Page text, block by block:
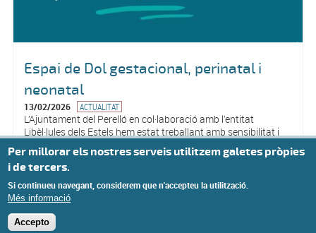
Espai de Dol gestacional, perinatal i
neonatal
13/02/2026 ACTUALITAT
L’Ajuntament del Perelló en col·laboració amb l’entitat
Libèl·lules dels Estels hem estat treballant amb sensibilitat i
respecte en la creació d’un espai de dol gestacional, perinatal
i neonatal. Un espai pensat per reconèixer el dol d’aquelles
famílies que han patit la pèrdua d’un fill o filla...
Per millorar els nostres serveis utilitzem galetes pròpies
i de tercers.
Si continueu navegant, considerem que n'accepteu la utilització.
Més informació
Accepto